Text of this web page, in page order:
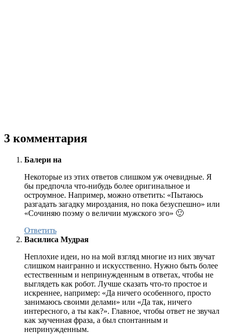
3 комментария
Балери на
Некоторые из этих ответов слишком уж очевидные. Я
бы предпочла что-нибудь более оригинальное и
остроумное. Например, можно ответить: «Пытаюсь
разгадать загадку мироздания, но пока безуспешно» или
«Сочиняю поэму о величии мужского эго» 🙂
Ответить
Василиса Мудрая
Неплохие идеи, но на мой взгляд многие из них звучат
слишком наигранно и искусственно. Нужно быть более
естественным и непринужденным в ответах, чтобы не
выглядеть как робот. Лучше сказать что-то простое и
искреннее, например: «Да ничего особенного, просто
занимаюсь своими делами» или «Да так, ничего
интересного, а ты как?». Главное, чтобы ответ не звучал
как заученная фраза, а был спонтанным и
непринужденным.